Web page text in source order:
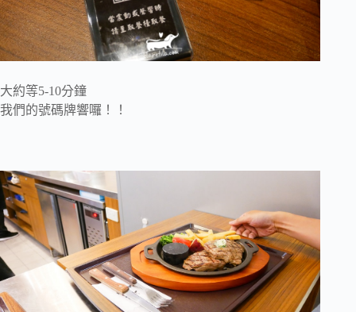
大約等5-10分鐘
我們的號碼牌響囉！！